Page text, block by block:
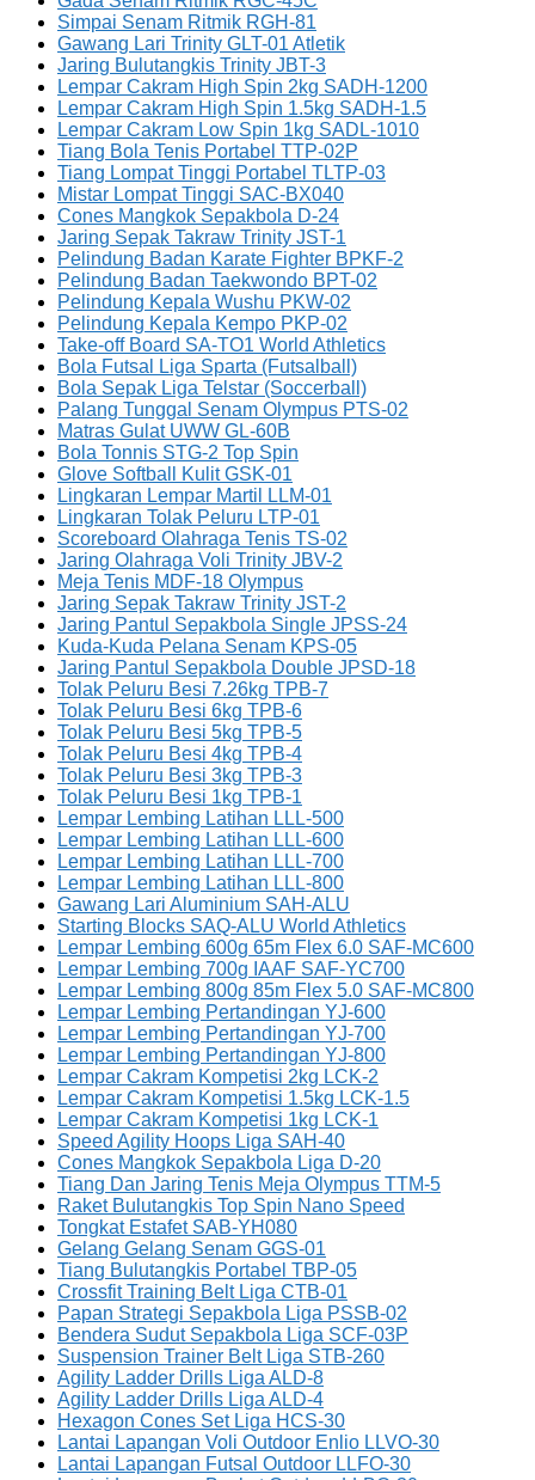
Simpai Senam Ritmik RGH-81
Gawang Lari Trinity GLT-01 Atletik
Jaring Bulutangkis Trinity JBT-3
Lempar Cakram High Spin 2kg SADH-1200
Lempar Cakram High Spin 1.5kg SADH-1.5
Lempar Cakram Low Spin 1kg SADL-1010
Tiang Bola Tenis Portabel TTP-02P
Tiang Lompat Tinggi Portabel TLTP-03
Mistar Lompat Tinggi SAC-BX040
Cones Mangkok Sepakbola D-24
Jaring Sepak Takraw Trinity JST-1
Pelindung Badan Karate Fighter BPKF-2
Pelindung Badan Taekwondo BPT-02
Pelindung Kepala Wushu PKW-02
Pelindung Kepala Kempo PKP-02
Take-off Board SA-TO1 World Athletics
Bola Futsal Liga Sparta (Futsalball)
Bola Sepak Liga Telstar (Soccerball)
Palang Tunggal Senam Olympus PTS-02
Matras Gulat UWW GL-60B
Bola Tonnis STG-2 Top Spin
Glove Softball Kulit GSK-01
Lingkaran Lempar Martil LLM-01
Lingkaran Tolak Peluru LTP-01
Scoreboard Olahraga Tenis TS-02
Jaring Olahraga Voli Trinity JBV-2
Meja Tenis MDF-18 Olympus
Jaring Sepak Takraw Trinity JST-2
Jaring Pantul Sepakbola Single JPSS-24
Kuda-Kuda Pelana Senam KPS-05
Jaring Pantul Sepakbola Double JPSD-18
Tolak Peluru Besi 7.26kg TPB-7
Tolak Peluru Besi 6kg TPB-6
Tolak Peluru Besi 5kg TPB-5
Tolak Peluru Besi 4kg TPB-4
Tolak Peluru Besi 3kg TPB-3
Tolak Peluru Besi 1kg TPB-1
Lempar Lembing Latihan LLL-500
Lempar Lembing Latihan LLL-600
Lempar Lembing Latihan LLL-700
Lempar Lembing Latihan LLL-800
Gawang Lari Aluminium SAH-ALU
Starting Blocks SAQ-ALU World Athletics
Lempar Lembing 600g 65m Flex 6.0 SAF-MC600
Lempar Lembing 700g IAAF SAF-YC700
Lempar Lembing 800g 85m Flex 5.0 SAF-MC800
Lempar Lembing Pertandingan YJ-600
Lempar Lembing Pertandingan YJ-700
Lempar Lembing Pertandingan YJ-800
Lempar Cakram Kompetisi 2kg LCK-2
Lempar Cakram Kompetisi 1.5kg LCK-1.5
Lempar Cakram Kompetisi 1kg LCK-1
Speed Agility Hoops Liga SAH-40
Cones Mangkok Sepakbola Liga D-20
Tiang Dan Jaring Tenis Meja Olympus TTM-5
Raket Bulutangkis Top Spin Nano Speed
Tongkat Estafet SAB-YH080
Gelang Gelang Senam GGS-01
Tiang Bulutangkis Portabel TBP-05
Crossfit Training Belt Liga CTB-01
Papan Strategi Sepakbola Liga PSSB-02
Bendera Sudut Sepakbola Liga SCF-03P
Suspension Trainer Belt Liga STB-260
Agility Ladder Drills Liga ALD-8
Agility Ladder Drills Liga ALD-4
Hexagon Cones Set Liga HCS-30
Lantai Lapangan Voli Outdoor Enlio LLVO-30
Lantai Lapangan Futsal Outdoor LLFO-30